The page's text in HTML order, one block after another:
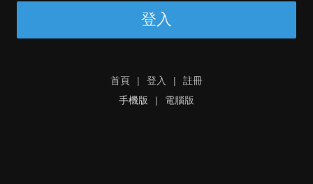
登入
首頁 | 登入 |
註冊
手機版
| 電腦版